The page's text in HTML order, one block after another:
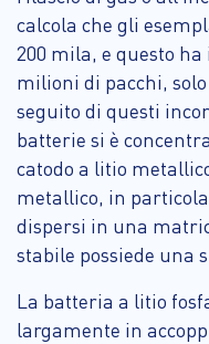
calcola che gli
200 mila, e questo
milioni di pacchi,
seguito di questi
batterie si è
catodo a litio
metallico, in
dispersi in una
stabile possiede una
La batteria a litio
largamente in